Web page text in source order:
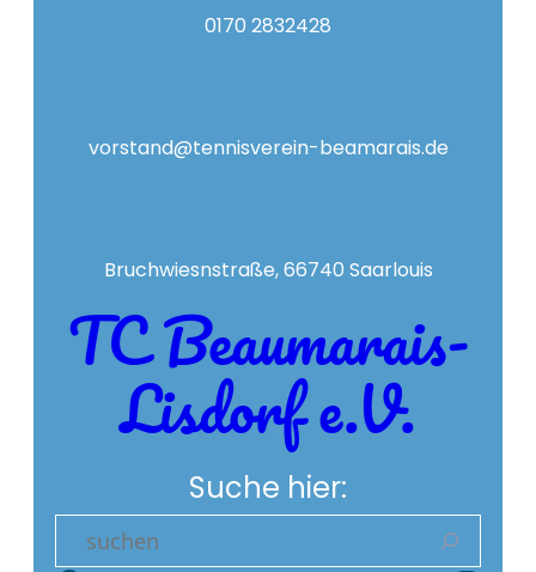
0170 2832428
vorstand@tennisverein-beamarais.de
Bruchwiesnstraße, 66740 Saarlouis
TC Beaumarais-
Lisdorf e.V.
Suche hier: